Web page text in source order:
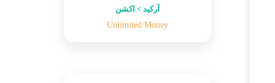
آرکید > اکشن
Unlimited Money